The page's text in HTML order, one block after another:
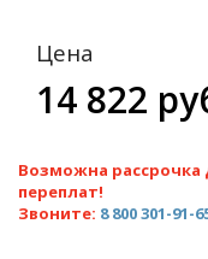
Цена
14 822
Возможна рассрочка
переплат!
Звоните: 8 800 301-91-